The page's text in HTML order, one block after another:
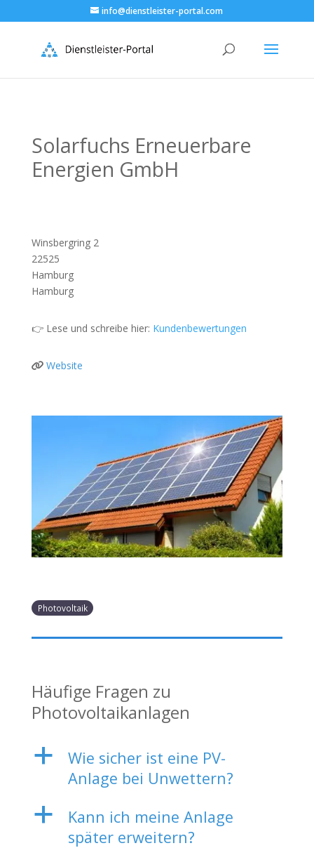
info@dienstleister-portal.com
Solarfuchs Erneuerbare
Energien GmbH
Winsbergring 2
22525
Hamburg
Hamburg
👉 Lese und schreibe hier: Kundenbewertungen
Website
Photovoltaik
Häufige Fragen zu
Photovoltaikanlagen
a
Wie sicher ist eine PV-
Anlage bei Unwettern?
a
Kann ich meine Anlage
später erweitern?